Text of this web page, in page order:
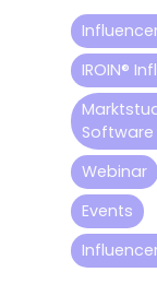
IROIN®
Software
Webinar
Events